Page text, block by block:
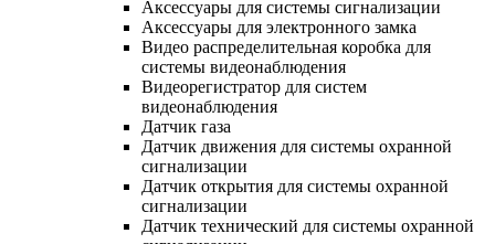
Аксессуары для системы сигнализации
Аксессуары для электронного замка
Видео распределительная коробка для
системы видеонаблюдения
Видеорегистратор для систем
видеонаблюдения
Датчик газа
Датчик движения для системы охранной
сигнализации
Датчик открытия для системы охранной
сигнализации
Датчик технический для системы охранной